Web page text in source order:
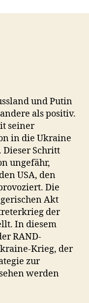
und Putin
als positiv.
seiner
in die Ukraine
Schritt
ungefähr,
USA, den
Die
Akt
der
In diesem
RAND-
Krieg, der
zur
werden